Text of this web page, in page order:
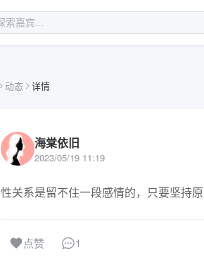
动态 详情
海棠依旧
2023/05/19 11:19
性关系是留不住一段感情的，只要坚持
点赞 1